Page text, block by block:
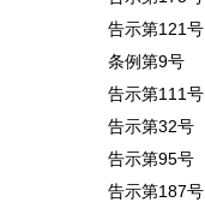
告示第121号
条例第9号
告示第111号
告示第32号
告示第95号
告示第187号